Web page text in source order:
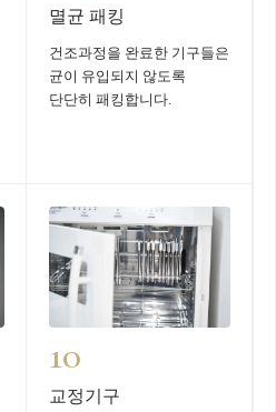
멸균 패킹
건조과정을 완료한 기구들은
균이 유입되지 않도록
단단히 패킹합니다.
10
교정기구